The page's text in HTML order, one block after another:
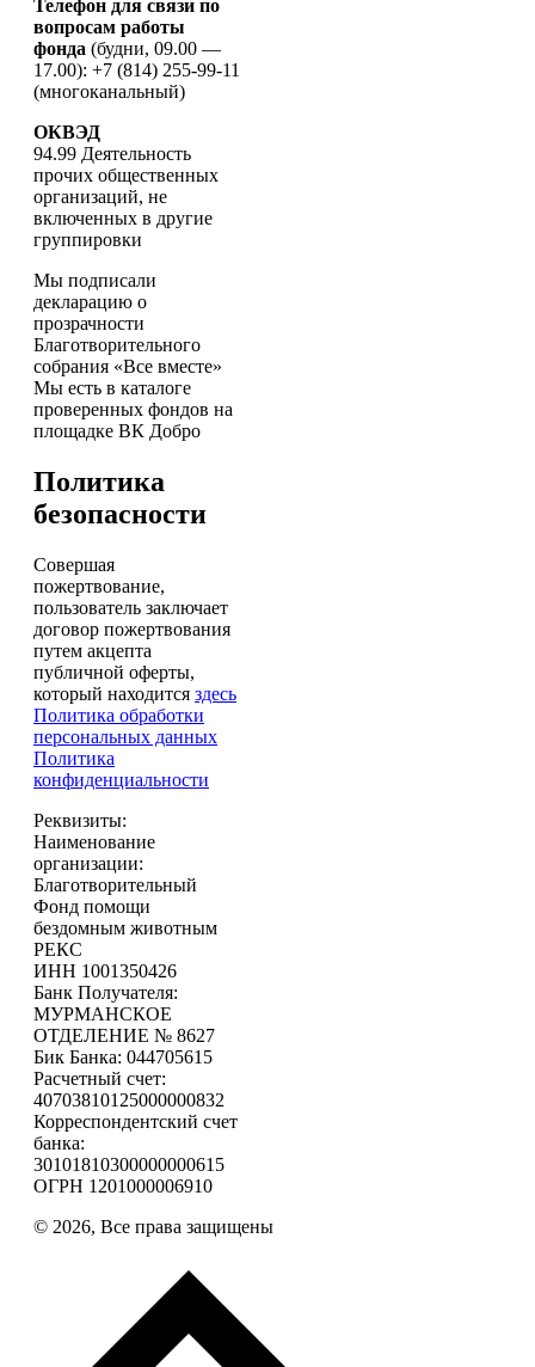
Телефон для связи по
вопросам работы
фонда (будни, 09.00 —
17.00): +7 (814) 255-99-11
(многоканальный)
ОКВЭД
94.99 Деятельность
прочих общественных
организаций, не
включенных в другие
группировки
Мы подписали
декларацию о
прозрачности
Благотворительного
собрания «Все вместе»
Мы есть в каталоге
проверенных фондов на
площадке ВК Добро
Политика
безопасности
Совершая
пожертвование,
пользователь заключает
договор пожертвования
путем акцепта
публичной оферты,
который находится здесь
Политика обработки
персональных данных
Политика
конфиденциальности
Реквизиты:
Наименование
организации:
Благотворительный
Фонд помощи
бездомным животным
РЕКС
ИНН 1001350426
Банк Получателя:
МУРМАНСКОЕ
ОТДЕЛЕНИЕ № 8627
Бик Банка: 044705615
Расчетный счет:
40703810125000000832
Корреспондентский счет
банка:
30101810300000000615
ОГРН 1201000006910
© 2026, Все права защищены